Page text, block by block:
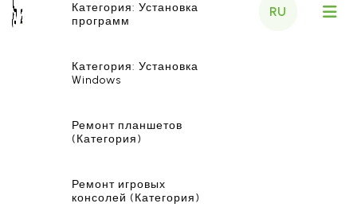
Категория: Установка
программ
Категория: Установка
Windows
Ремонт планшетов
(Категория)
Ремонт игровых
консолей (Категория)
RU